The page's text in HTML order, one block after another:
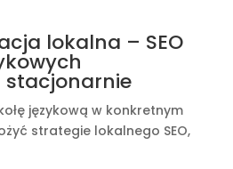
lokalna – SEO
stacjonarnie
językową w konkretnym
strategie lokalnego SEO,